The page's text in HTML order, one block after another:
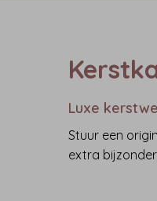
Luxe
Stuur een
extra